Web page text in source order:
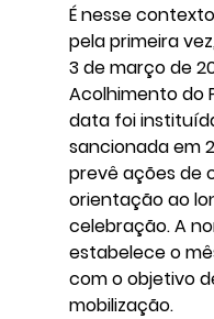
É nesse
pela primeira
3 de março de
Acolhimento do
data foi
sancionada em
prevê ações de
orientação ao
celebração. A
estabelece o
com o objetivo
mobilização.